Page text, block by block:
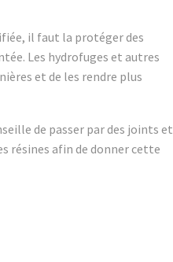
il faut la protéger des
Les hydrofuges et autres
et de les rendre plus
de passer par des joints et
résines afin de donner cette